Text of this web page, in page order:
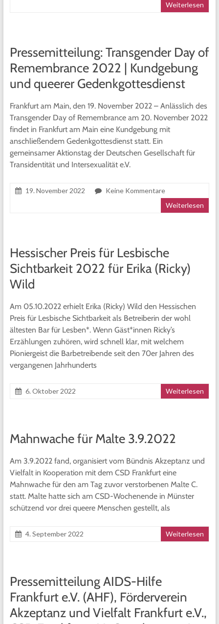
Weiterlesen
Pressemitteilung: Transgender Day of
Remembrance 2022 | Kundgebung
und queerer Gedenkgottesdienst
Frankfurt am Main, den 19. November 2022 – Anlässlich des
Transgender Day of Remembrance am 20. November 2022
findet in Frankfurt am Main eine Kundgebung mit
anschließendem Gedenkgottesdienst statt. Ein
gemeinsamer Aktionstag der Deutschen Gesellschaft für
Transidentität und Intersexualität e.V.
19. November 2022
Keine Kommentare
Weiterlesen
Hessischer Preis für Lesbische
Sichtbarkeit 2022 für Erika (Ricky)
Wild
Am 05.10.2022 erhielt Erika (Ricky) Wild den Hessischen
Preis für Lesbische Sichtbarkeit als Betreiberin der wohl
ältesten Bar für Lesben*. Wenn Gäst*innen Ricky’s
Erzählungen zuhören, wird schnell klar, mit welchem
Pioniergeist die Barbetreibende seit den 70er Jahren des
vergangenen Jahrhunderts
6. Oktober 2022 Weiterlesen
Mahnwache für Malte 3.9.2022
Am 3.9.2022 fand, organisiert vom Bündnis Akzeptanz und
Vielfalt in Kooperation mit dem CSD Frankfurt eine
Mahnwache für den am Tag zuvor verstorbenen Malte C.
statt. Malte hatte sich am CSD-Wochenende in Münster
schützend vor drei queere Menschen gestellt, als
4. September 2022 Weiterlesen
Pressemitteilung AIDS-Hilfe
Frankfurt e.V. (AHF), Förderverein
Akzeptanz und Vielfalt Frankfurt e.V.,